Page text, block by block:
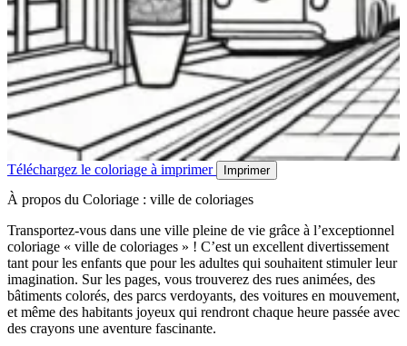
Téléchargez le coloriage à imprimer Imprimer
À propos du Coloriage : ville de coloriages
Transportez-vous dans une ville pleine de vie grâce à l’exceptionnel
coloriage « ville de coloriages » ! C’est un excellent divertissement
tant pour les enfants que pour les adultes qui souhaitent stimuler leur
imagination. Sur les pages, vous trouverez des rues animées, des
bâtiments colorés, des parcs verdoyants, des voitures en mouvement,
et même des habitants joyeux qui rendront chaque heure passée avec
des crayons une aventure fascinante.